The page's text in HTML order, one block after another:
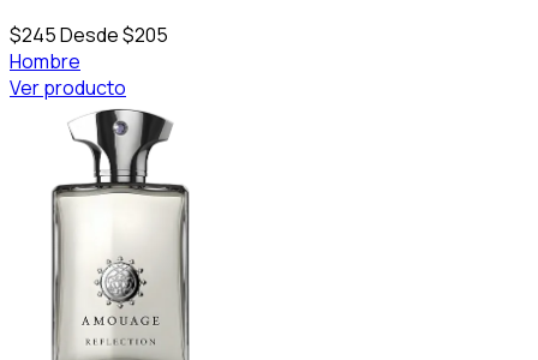
$245Desde $205
Hombre
Ver producto